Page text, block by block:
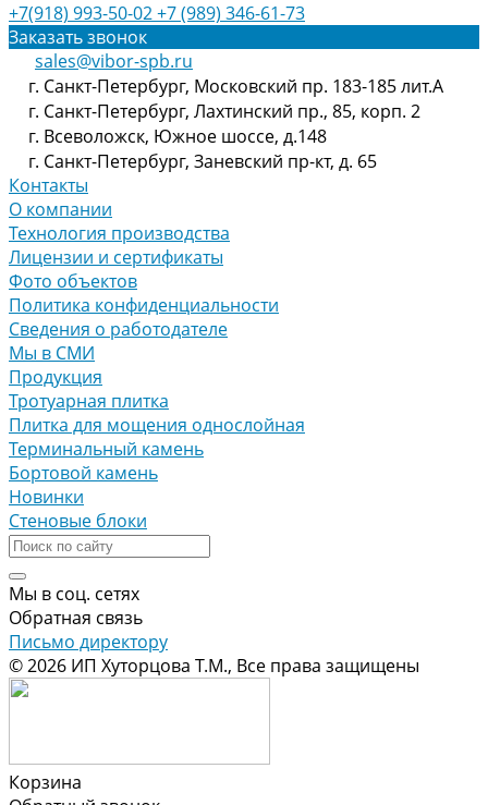
+7(918) 993-50-02+7 (989) 346-61-73
Заказать звонок
sales@vibor-spb.ru
г. Санкт-Петербург, Московский пр. 183-185 лит.А
г. Санкт-Петербург, Лахтинский пр., 85, корп. 2
г. Всеволожск, Южное шоссе, д.148
г. Санкт-Петербург, Заневский пр-кт, д. 65
Контакты
О компании
Технология производства
Лицензии и сертификаты
Фото объектов
Политика конфиденциальности
Сведения о работодателе
Мы в СМИ
Продукция
Тротуарная плитка
Плитка для мощения однослойная
Терминальный камень
Бортовой камень
Новинки
Стеновые блоки
Мы в соц. сетях
Обратная связь
Письмо директору
© 2026 ИП Хуторцова Т.М., Все права защищены
Корзина